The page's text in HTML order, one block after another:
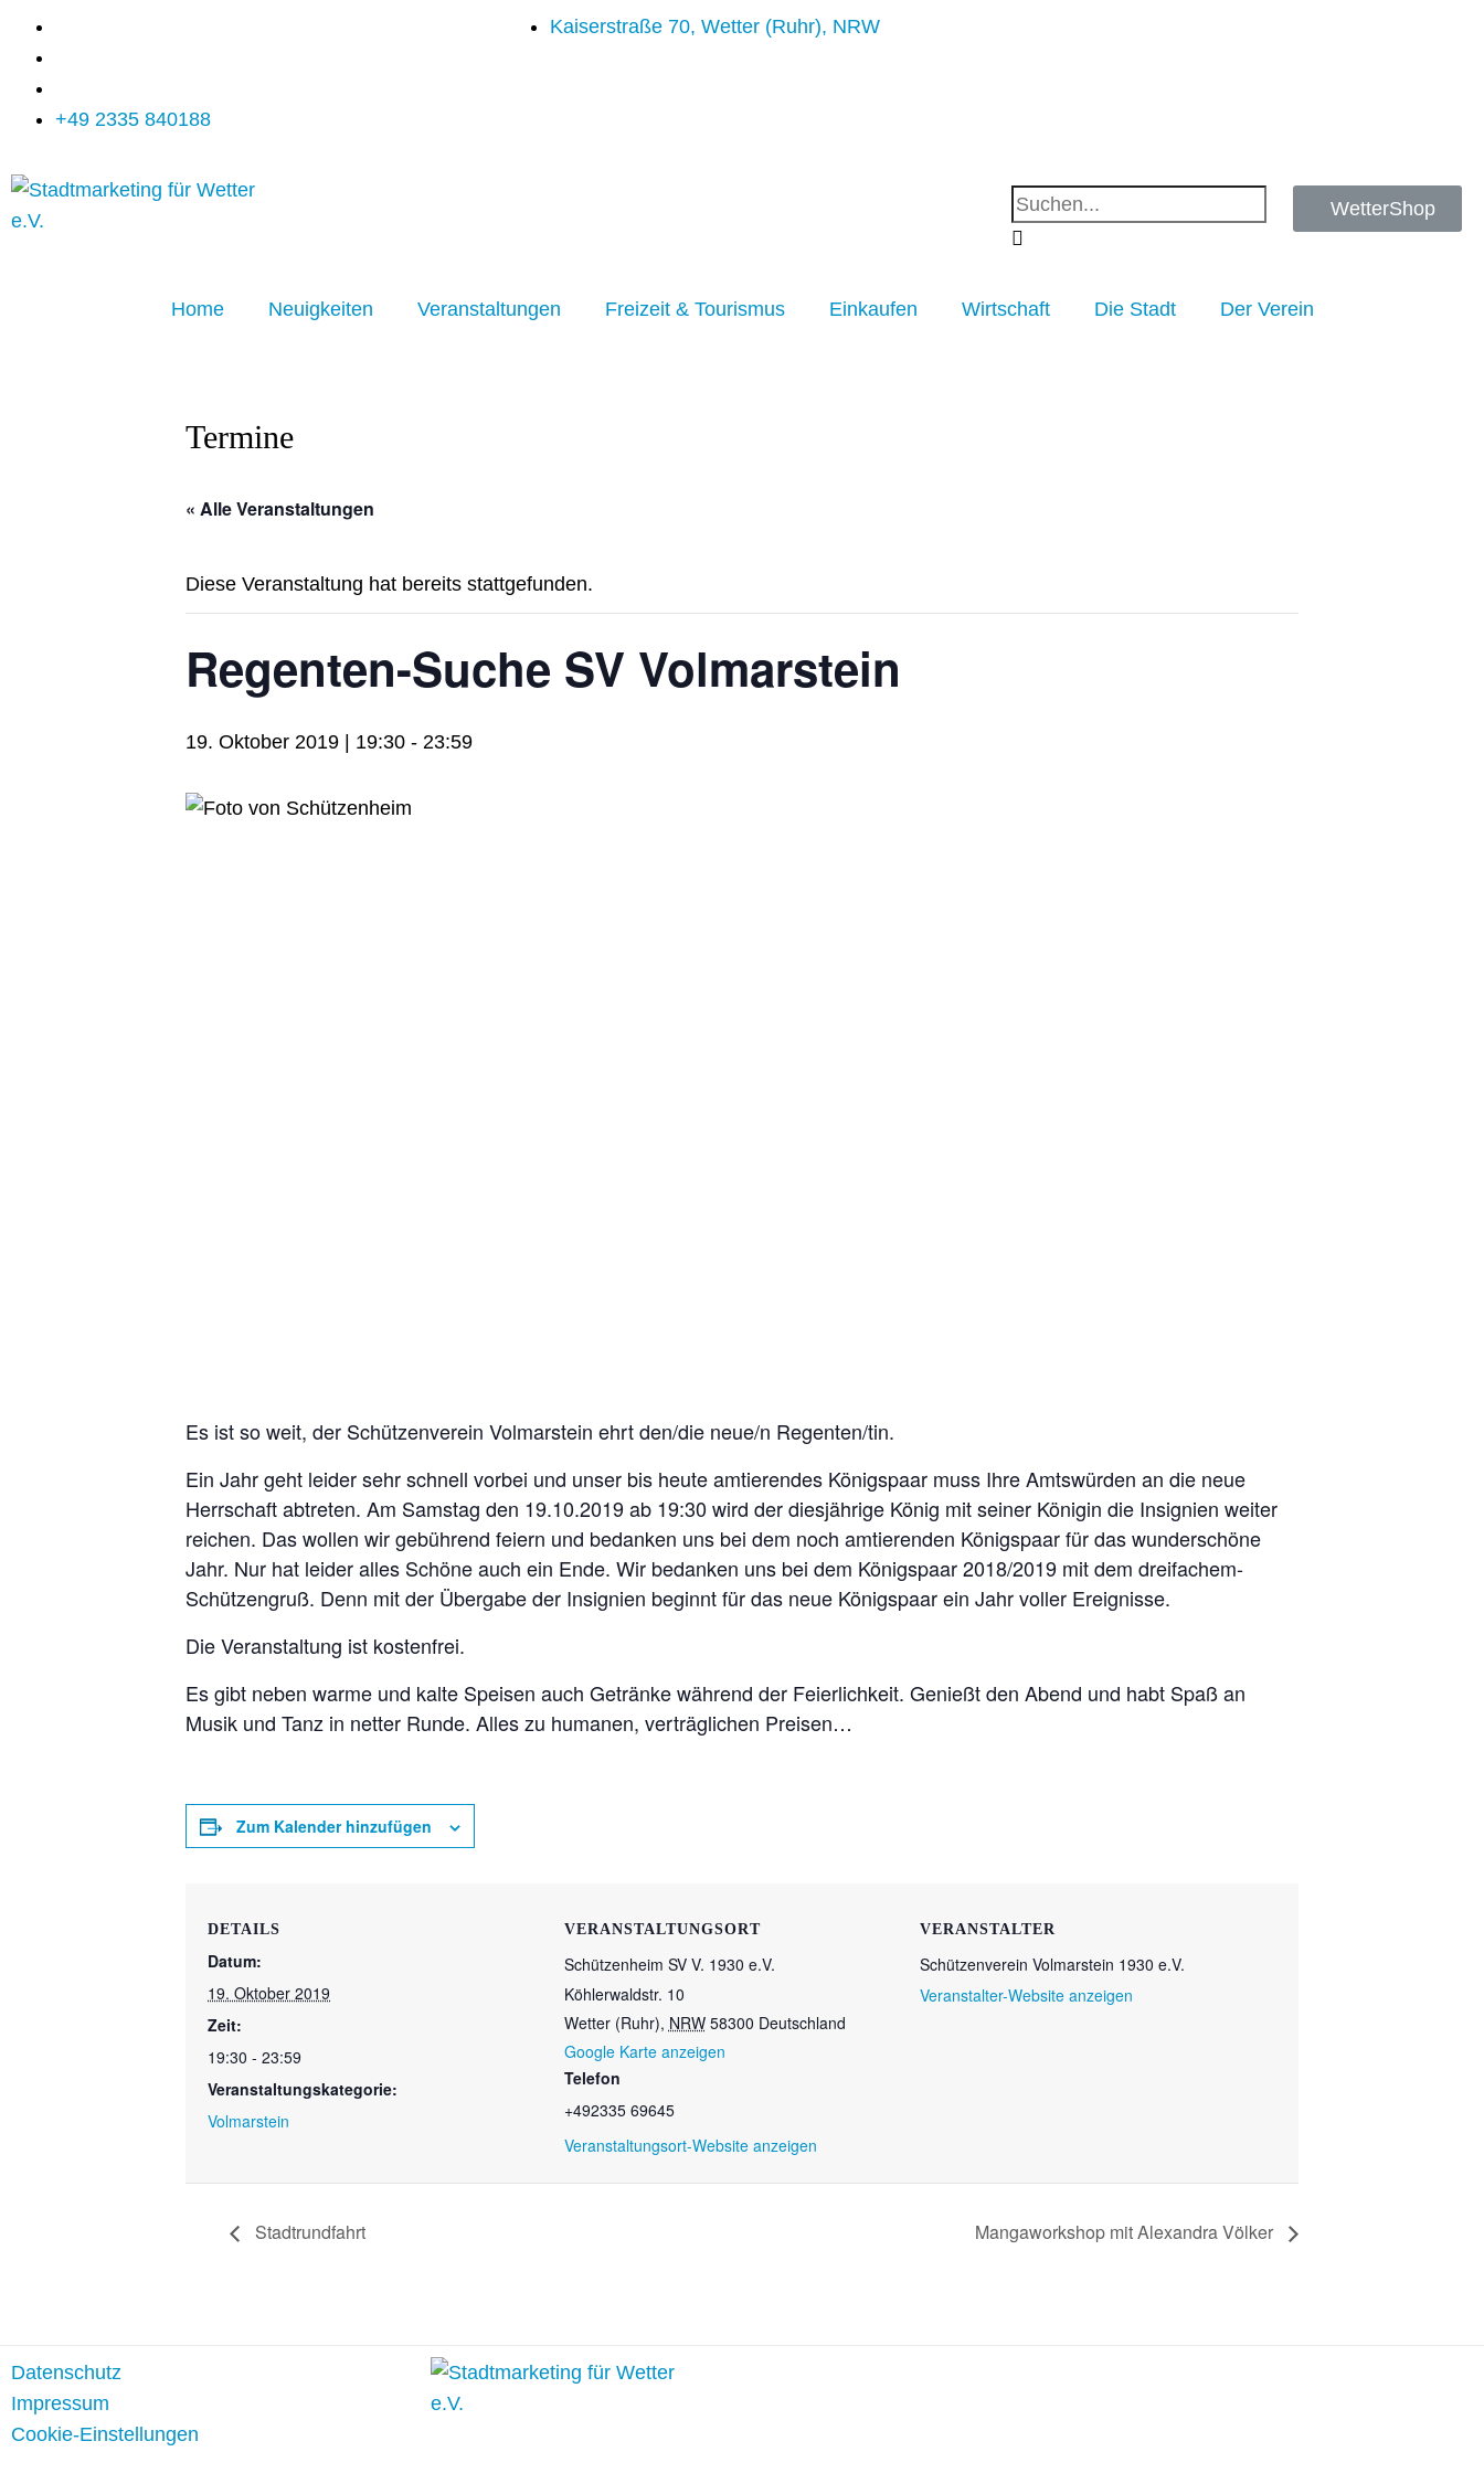
+49 2335 840188
Kaiserstraße 70, Wetter (Ruhr), NRW
WetterShop
Home Neuigkeiten Veranstaltungen Freizeit & Tourismus Einkaufen Wirtschaft Die Stadt Der Verein
Termine
« Alle Veranstaltungen
Diese Veranstaltung hat bereits stattgefunden.
Regenten-Suche SV Volmarstein
19. Oktober 2019 | 19:30 - 23:59
Es ist so weit, der Schützenverein Volmarstein ehrt den/die neue/n Regenten/tin.
Ein Jahr geht leider sehr schnell vorbei und unser bis heute amtierendes Königspaar muss Ihre Amtswürden an die neue
Herrschaft abtreten. Am Samstag den 19.10.2019 ab 19:30 wird der diesjährige König mit seiner Königin die Insignien weiter
reichen. Das wollen wir gebührend feiern und bedanken uns bei dem noch amtierenden Königspaar für das wunderschöne
Jahr. Nur hat leider alles Schöne auch ein Ende. Wir bedanken uns bei dem Königspaar 2018/2019 mit dem dreifachem-
Schützengruß. Denn mit der Übergabe der Insignien beginnt für das neue Königspaar ein Jahr voller Ereignisse.
Die Veranstaltung ist kostenfrei.
Es gibt neben warme und kalte Speisen auch Getränke während der Feierlichkeit. Genießt den Abend und habt Spaß an
Musik und Tanz in netter Runde. Alles zu humanen, verträglichen Preisen…
Zum Kalender hinzufügen
DETAILS
Datum:
19. Oktober 2019
Zeit:
19:30 - 23:59
Veranstaltungskategorie:
Volmarstein
VERANSTALTUNGSORT
Schützenheim SV V. 1930 e.V.
Köhlerwaldstr. 10
Wetter (Ruhr), NRW 58300 Deutschland
Google Karte anzeigen
Telefon
+492335 69645
Veranstaltungsort-Website anzeigen
VERANSTALTER
Schützenverein Volmarstein 1930 e.V.
Veranstalter-Website anzeigen
Stadtrundfahrt Mangaworkshop mit Alexandra Völker
Datenschutz
Impressum
Cookie-Einstellungen